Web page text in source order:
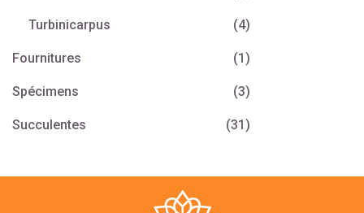
Turbinicarpus (4)
Fournitures (1)
Spécimens (3)
Succulentes (31)